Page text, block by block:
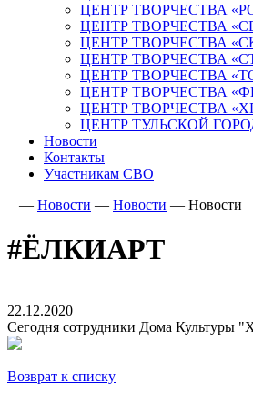
ЦЕНТР ТВОРЧЕСТВА
ЦЕНТР ТВОРЧЕСТВА
ЦЕНТР ТВОРЧЕСТВА
ЦЕНТР ТВОРЧЕСТВА
ЦЕНТР ТВОРЧЕСТВА
ЦЕНТР ТВОРЧЕСТВА
ЦЕНТР ТВОРЧЕСТВА
ЦЕНТР ТУЛЬСКОЙ
Новости
Контакты
Участникам СВО
— Новости — Новости — Новости
#ËЛКИАРТ
22.12.2020
Сегодня сотрудники Дома Культуры
Возврат к списку